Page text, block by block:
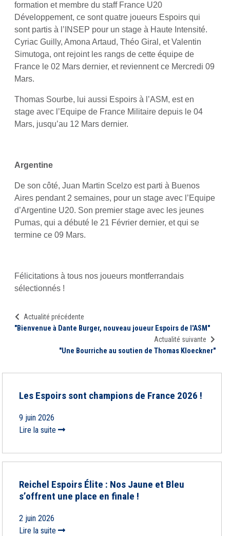
formation et membre du staff France U20
Développement, ce sont quatre joueurs Espoirs qui
sont partis à l’INSEP pour un stage à Haute Intensité.
Cyriac Guilly, Amona Artaud, Théo Giral, et Valentin
Simutoga, ont rejoint les rangs de cette équipe de
France le 02 Mars dernier, et reviennent ce Mercredi 09
Mars.
Thomas Sourbe, lui aussi Espoirs à l’ASM, est en
stage avec l’Equipe de France Militaire depuis le 04
Mars, jusqu’au 12 Mars dernier.
Argentine
De son côté, Juan Martin Scelzo est parti à Buenos
Aires pendant 2 semaines, pour un stage avec l’Equipe
d’Argentine U20. Son premier stage avec les jeunes
Pumas, qui a débuté le 21 Février dernier, et qui se
termine ce 09 Mars.
Félicitations à tous nos joueurs montferrandais
sélectionnés !
Actualité précédente
"Bienvenue à Dante Burger, nouveau joueur Espoirs de l'ASM"
Actualité suivante
"Une Bourriche au soutien de Thomas Kloeckner"
Les Espoirs sont champions de France 2026 !
9 juin 2026
Lire la suite
Reichel Espoirs Élite : Nos Jaune et Bleu
s’offrent une place en finale !
2 juin 2026
Lire la suite